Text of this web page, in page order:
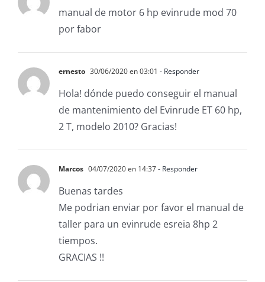
manual de motor 6 hp evinrude mod 70
por fabor
ernesto 30/06/2020 en 03:01 - Responder
Hola! dónde puedo conseguir el manual
de mantenimiento del Evinrude ET 60 hp,
2 T, modelo 2010? Gracias!
Marcos 04/07/2020 en 14:37- Responder
Buenas tardes
Me podrian enviar por favor el manual de
taller para un evinrude esreia 8hp 2
tiempos.
GRACIAS !!